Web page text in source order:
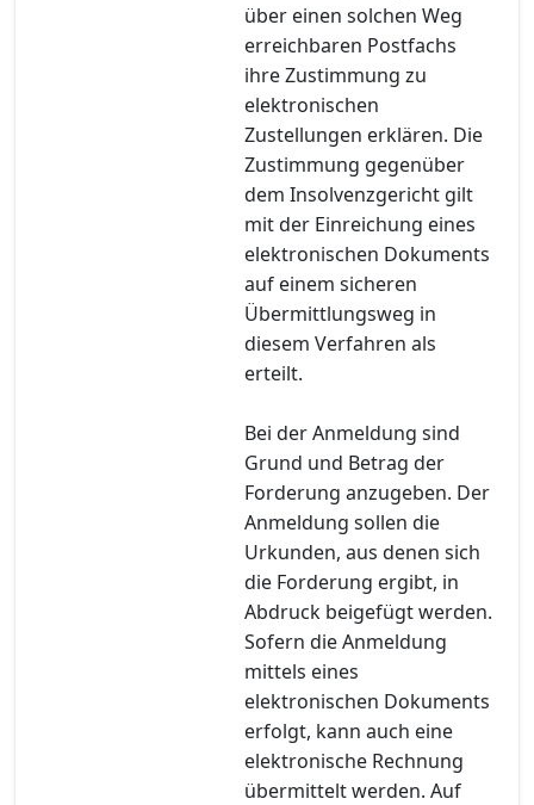
über einen solchen Weg
erreichbaren Postfachs
ihre Zustimmung zu
elektronischen
Zustellungen erklären. Die
Zustimmung gegenüber
dem Insolvenzgericht gilt
mit der Einreichung eines
elektronischen Dokuments
auf einem sicheren
Übermittlungsweg in
diesem Verfahren als
erteilt.
Bei der Anmeldung sind
Grund und Betrag der
Forderung anzugeben. Der
Anmeldung sollen die
Urkunden, aus denen sich
die Forderung ergibt, in
Abdruck beigefügt werden.
Sofern die Anmeldung
mittels eines
elektronischen Dokuments
erfolgt, kann auch eine
elektronische Rechnung
übermittelt werden. Auf